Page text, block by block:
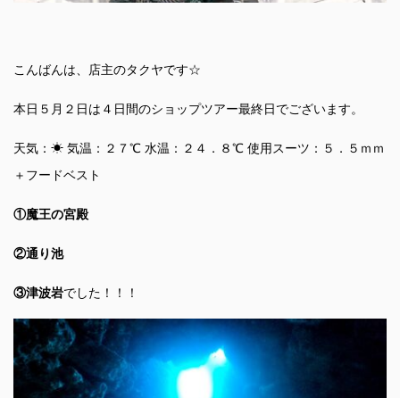
こんばんは、店主のタクヤです☆
本日５月２日は４日間のショップツアー最終日でございます。
天気：☀ 気温：２７℃ 水温：２４．８℃ 使用スーツ：５．５ｍｍ
＋フードベスト
①魔王の宮殿
②通り池
③津波岩でした！！！